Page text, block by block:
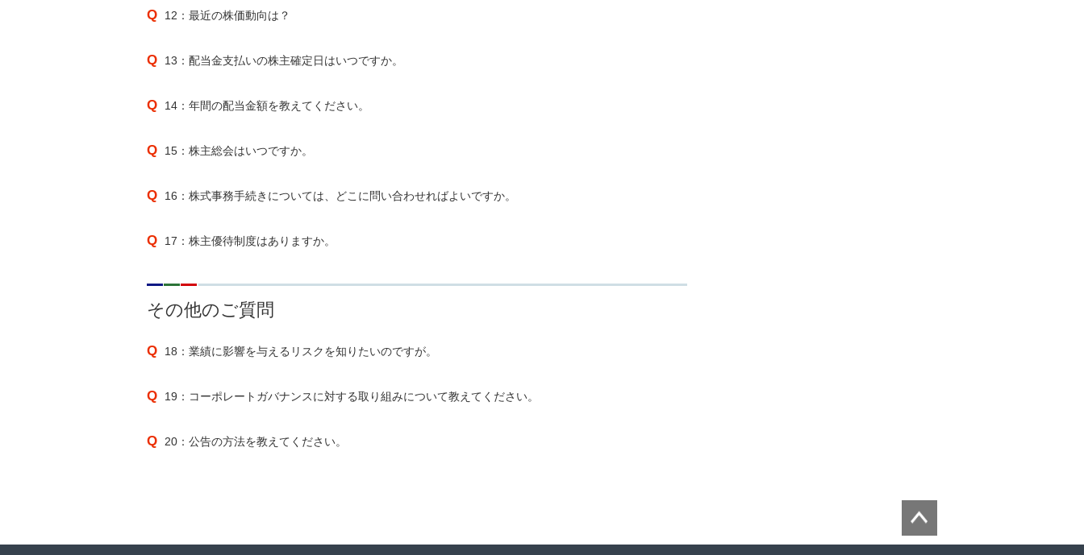
12：最近の株価動向は？
13：配当金支払いの株主確定日はいつですか。
14：年間の配当金額を教えてください。
15：株主総会はいつですか。
16：株式事務手続きについては、どこに問い合わせればよいですか。
17：株主優待制度はありますか。
その他のご質問
18：業績に影響を与えるリスクを知りたいのですが。
19：コーポレートガバナンスに対する取り組みについて教えてください。
20：公告の方法を教えてください。